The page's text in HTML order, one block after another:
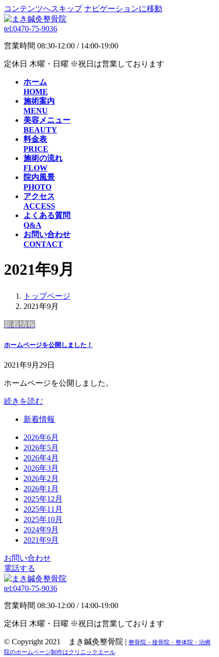
コンテンツへスキップ ナビゲーションに移動
tel:0470-75-9036
営業時間 08:30-12:00 / 14:00-19:00
定休日 木曜・日曜 ※祝日は営業しております
ホーム
HOME
施術案内
MENU
美容メニュー
BEAUTY
料金表
PRICE
施術の流れ
FLOW
院内風景
PHOTO
アクセス
ACCESS
よくある質問
Q&A
お問い合わせ
CONTACT
2021年9月
トップページ
2021年9月
新着情報
ホームページを公開しました！
2021年9月29日
ホームページを公開しました。
続きを読む
新着情報
2026年6月
2026年5月
2026年4月
2026年3月
2026年2月
2026年1月
2025年12月
2025年11月
2025年10月
2024年9月
2021年9月
お問い合わせ
電話する
tel:0470-75-9036
営業時間 08:30-12:00 / 14:00-19:00
定休日 木曜・日曜 ※祝日は営業しております
© Copyright 2021 まき鍼灸整骨院 | 整骨院・接骨院・整体院・治療
院のホームページ制作はクリニックエール